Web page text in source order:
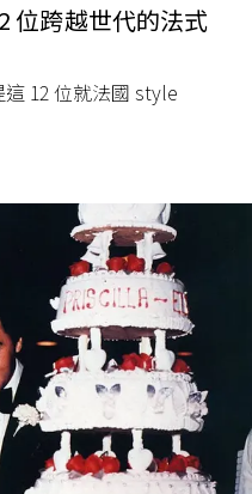
位跨越世代的法式
12 位就法國 style